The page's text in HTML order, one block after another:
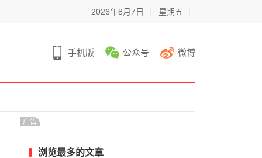
2026年8月7日 星期五
手机版 公众号 微博
广告
浏览最多的文章